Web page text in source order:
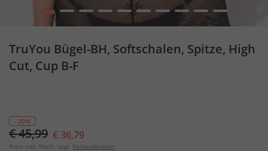
1 2 3 4 5 6 7 8 9 10
TruYou Bügel-BH, Softschalen, Spitze, High
Cut, Cup B-F
- 20%
€ 45,99 € 36,79
Preis inkl. MwSt. zzgl. Versandkosten